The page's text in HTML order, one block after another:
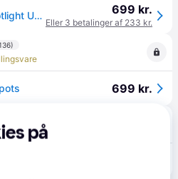
Trio Lighting Udendørs spotlight Ubangi med jordspyd i sæt 3 stk, Sort, Aluminium 699 kr.
Eller 3 betalinger af 233 kr.
699 kr.
på